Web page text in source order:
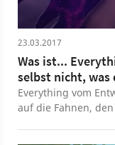
23.03.2017
Was ist...
selbst nicht, was
Everything vom
auf die Fahnen,